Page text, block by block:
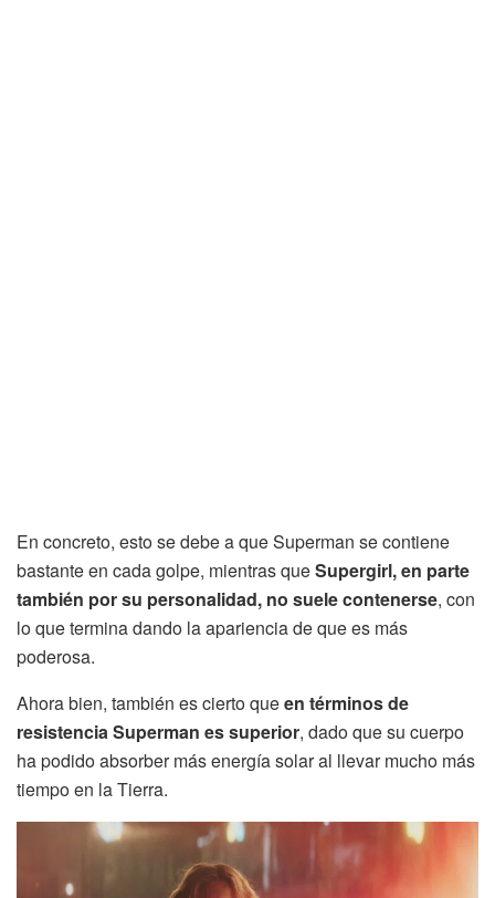
En concreto, esto se debe a que Superman se contiene
bastante en cada golpe, mientras queSupergirl, en parte
también por su personalidad, no suele contenerse, con
lo que termina dando la apariencia de que es más
poderosa.
Ahora bien, también es cierto queen términos de
resistencia Superman es superior, dado que su cuerpo
ha podido absorber más energía solar al llevar mucho más
tiempo en la Tierra.